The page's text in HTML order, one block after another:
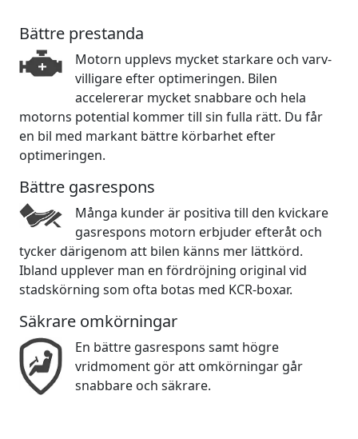
Bättre prestanda
Motorn upplevs mycket starkare och varv-
villigare efter optimeringen. Bilen
accelererar mycket snabbare och hela
motorns potential kommer till sin fulla rätt. Du får
en bil med markant bättre körbarhet efter
optimeringen.
Bättre gasrespons
Många kunder är positiva till den kvickare
gasrespons motorn erbjuder efteråt och
tycker därigenom att bilen känns mer lättkörd.
Ibland upplever man en fördröjning original vid
stadskörning som ofta botas med KCR-boxar.
Säkrare omkörningar
En bättre gasrespons samt högre
vridmoment gör att omkörningar går
snabbare och säkrare.